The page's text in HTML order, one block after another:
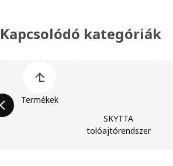
Kapcsolódó kategóriák
Termékek
SKYTTA
tolóajtórendszer